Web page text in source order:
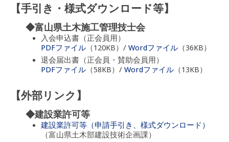
【手引き・様式ダウンロード等】
◆富山県土木施工管理技士会
入会申込書（正会員用）
PDFファイル （120KB）/Wordファイル （36KB）
退会届出書（正会員・賛助会員用）
PDFファイル （58KB）/Wordファイル （13KB）
【外部リンク】
◆建設業許可等
建設業許可等（申請手引き、様式ダウンロード）
（富山県土木部建設技術企画課）